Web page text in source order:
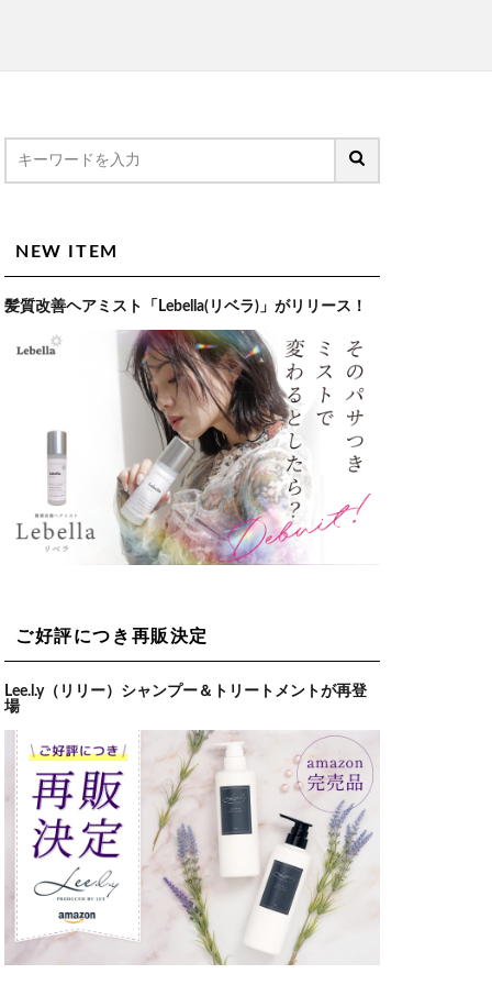
NEW ITEM
髪質改善ヘアミスト「Lebella(リベラ)」がリリース！
ご好評につき再販決定
Lee.l.y（リリー）シャンプー＆トリートメントが再登
場